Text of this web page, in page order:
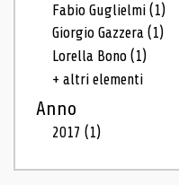
Fabio Guglielmi(1)
Giorgio Gazzera(1)
Lorella Bono(1)
+ altri elementi
Anno
2017(1)